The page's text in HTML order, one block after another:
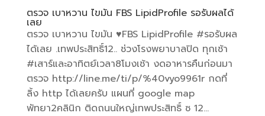
ตรวจ เบาหวาน ไขมัน FBS LipidProfile รอรับผลได้
เลย
ตรวจ เบาหวาน ไขมัน ♥️FBS LipidProfile #รอรับผล
ได้เลย .เทพประสิทธิ์12.. ช่วงโรงพยาบาลปิด ทุกเช้า
#เสาร์และอาทิตย์เวลา8โมงเช้า งดอาหารคืนก่อนมา
ตรวจ http://line.me/ti/p/%40vyo9961r กดที่
ลิ้ง http ได้เลยครับ แผนที่ google map
พัทยา2คลินิก ติดถนนใหญ่เทพประสิทธิ์ ซ 12...